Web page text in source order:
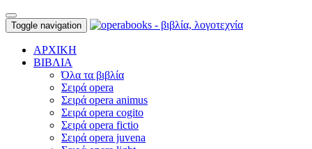
Toggle navigation
ΑΡΧΙΚΗ
ΒΙΒΛΙΑ
Όλα τα βιβλία
Σειρά opera
Σειρά opera animus
Σειρά opera cogito
Σειρά opera fictio
Σειρά opera juvena